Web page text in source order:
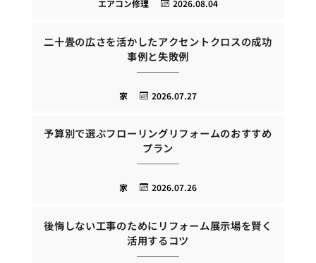
2026.08.04
エアコン修理
二十畳の広さを活かしたアクセントクロスの成功
事例と失敗例
2026.07.27
家
予算別で選ぶフローリングリフォームのおすすめ
プラン
2026.07.26
家
後悔しない工事のためにリフォーム展示場を賢く
活用するコツ